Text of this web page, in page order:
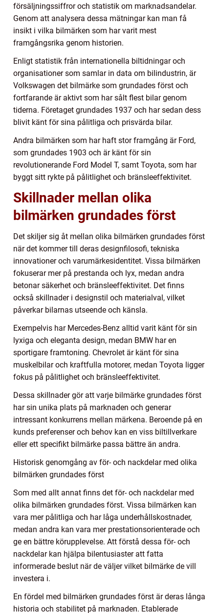
försäljningssiffror och statistik om marknadsandelar.
Genom att analysera dessa mätningar kan man få
insikt i vilka bilmärken som har varit mest
framgångsrika genom historien.
Enligt statistik från internationella biltidningar och
organisationer som samlar in data om bilindustrin, är
Volkswagen det bilmärke som grundades först och
fortfarande är aktivt som har sålt flest bilar genom
tiderna. Företaget grundades 1937 och har sedan dess
blivit känt för sina pålitliga och prisvärda bilar.
Andra bilmärken som har haft stor framgång är Ford,
som grundades 1903 och är känt för sin
revolutionerande Ford Model T, samt Toyota, som har
byggt sitt rykte på pålitlighet och bränsleeffektivitet.
Skillnader mellan olika
bilmärken grundades först
Det skiljer sig åt mellan olika bilmärken grundades först
när det kommer till deras designfilosofi, tekniska
innovationer och varumärkesidentitet. Vissa bilmärken
fokuserar mer på prestanda och lyx, medan andra
betonar säkerhet och bränsleeffektivitet. Det finns
också skillnader i designstil och materialval, vilket
påverkar bilarnas utseende och känsla.
Exempelvis har Mercedes-Benz alltid varit känt för sin
lyxiga och eleganta design, medan BMW har en
sportigare framtoning. Chevrolet är känt för sina
muskelbilar och kraftfulla motorer, medan Toyota ligger
fokus på pålitlighet och bränsleeffektivitet.
Dessa skillnader gör att varje bilmärke grundades först
har sin unika plats på marknaden och generar
intressant konkurrens mellan märkena. Beroende på en
kunds preferenser och behov kan en viss biltillverkare
eller ett specifikt bilmärke passa bättre än andra.
Historisk genomgång av för- och nackdelar med olika
bilmärken grundades först
Som med allt annat finns det för- och nackdelar med
olika bilmärken grundades först. Vissa bilmärken kan
vara mer pålitliga och har låga underhållskostnader,
medan andra kan vara mer prestationsorienterade och
ge en bättre körupplevelse. Att förstå dessa för- och
nackdelar kan hjälpa bilentusiaster att fatta
informerade beslut när de väljer vilket bilmärke de vill
investera i.
En fördel med bilmärken grundades först är deras långa
historia och stabilitet på marknaden. Etablerade